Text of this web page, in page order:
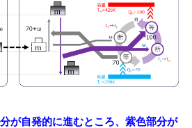
が自発的に進むところ、紫色部分が